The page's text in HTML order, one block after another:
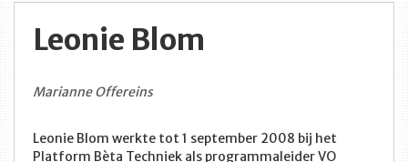
Leonie Blom
Marianne Offereins
Leonie Blom werkte tot 1 september 2008 bij het
Platform Bèta Techniek als programmaleider VO